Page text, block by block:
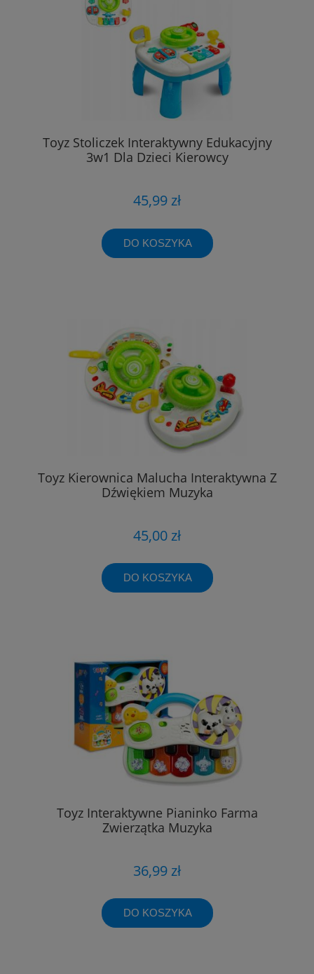
Toyz Stoliczek Interaktywny Edukacyjny
3w1 Dla Dzieci Kierowcy
45,99 zł
DO KOSZYKA
Toyz Kierownica Malucha Interaktywna Z
Dźwiękiem Muzyka
45,00 zł
DO KOSZYKA
Toyz Interaktywne Pianinko Farma
Zwierzątka Muzyka
36,99 zł
DO KOSZYKA